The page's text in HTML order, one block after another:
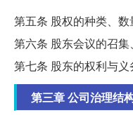
第五条 股权的种类、
第六条 股东会议的召
第七条 股东的权利与义
第三章 公司治理结